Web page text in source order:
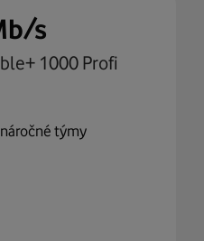
s
1000 Profi
týmy